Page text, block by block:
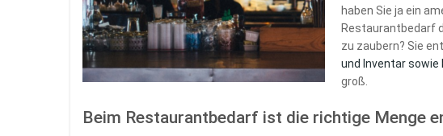
haben Sie ja ein
Restaurantbedarf
zu zaubern? Sie
und Inventar
groß.
Beim Restaurantbedarf ist die richtige Menge